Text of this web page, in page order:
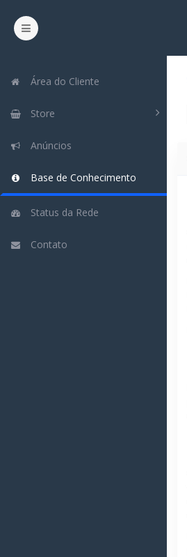
Área do Cliente
Store
Anúncios
Base de Conhecimento
Status da Rede
Contato